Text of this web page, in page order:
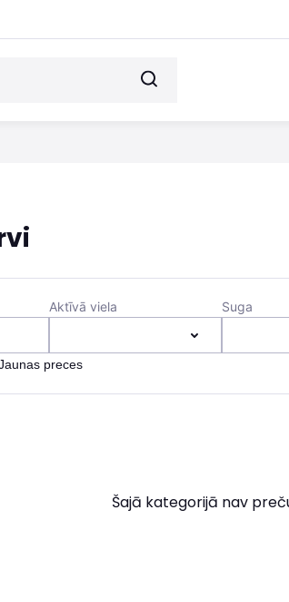
Aktīvā viela Suga
preces
Šajā kategorijā nav